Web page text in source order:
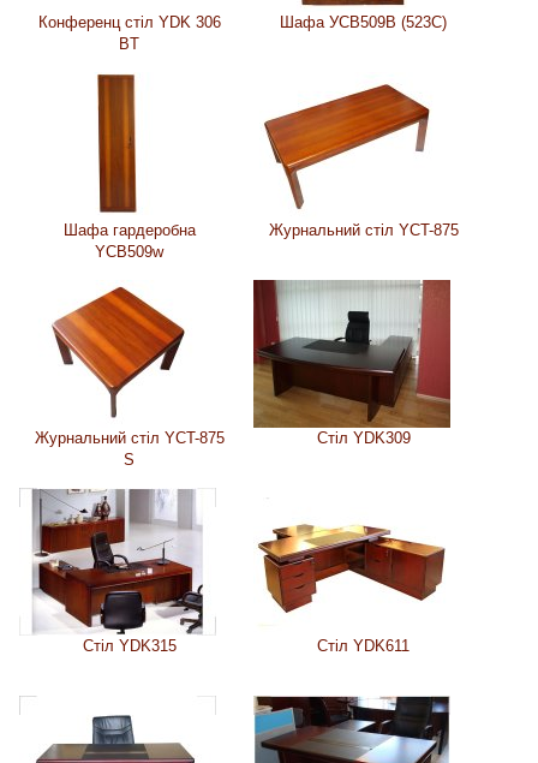
Конференц стіл YDK 306
BT
Шафа УСВ509В (523C)
Шафа гардеробна
YCB509w
Журнальний стіл YCT-875
Журнальний стіл YCT-875
S
Стіл YDK309
Стіл YDK315 Стіл YDK611